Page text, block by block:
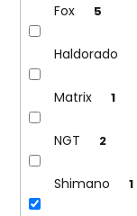
Fox 5
Haldorado
Matrix 1
NGT 2
Shimano 1